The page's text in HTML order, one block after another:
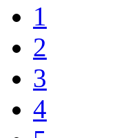
1
2
3
4